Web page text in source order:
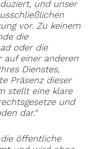
und unser
vor. Zu keinem
die
oder die
auf einer anderen
Dienstes,
Präsenz dieser
stellt eine klare
und
dar.“
öffentliche